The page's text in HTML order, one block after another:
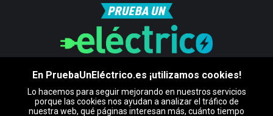
Certificado por
En PruebaUnEléctrico.es ¡utilizamos cookies!
Lo hacemos para seguir mejorando en nuestros servicios
porque las cookies nos ayudan a analizar el tráfico de
nuestra web, qué páginas interesan más, cuánto tiempo